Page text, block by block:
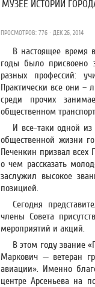
МУЗЕЕ ИСТОРИИ
ПРОСМОТРОВ: 776 · ДЕК 26, 2014
В настоящее время
годы было присвоено
разных профессий:
Практически все они –
среди прочих
общественном
И все-таки одной из
общественной жизни
Печенкин призвал всех
о чем рассказать
заслужил высокое
позицией.
Сегодня
члены Совета
мероприятий и акций.
В этом году звание
Маркович — ветеран
авиации». Именно
центре Арсеньева на